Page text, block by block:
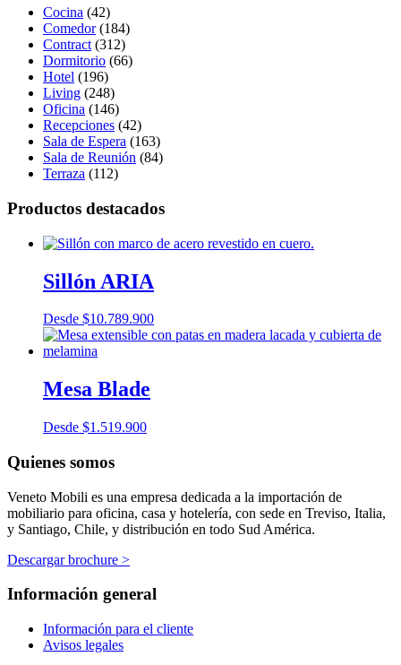
Cocina (42)
Comedor(184)
Contract (312)
Dormitorio (66)
Hotel (196)
Living (248)
Oficina (146)
Recepciones (42)
Sala de Espera (163)
Sala de Reunión (84)
Terraza (112)
Productos destacados
Sillón ARIA
Desde $10.789.900
Mesa Blade
Desde $1.519.900
Quienes somos
Veneto Mobili es una empresa dedicada a la importación de
mobiliario para oficina, casa y hotelería, con sede en Treviso, Italia,
y Santiago, Chile, y distribución en todo Sud América.
Descargar brochure >
Información general
Información para el cliente
Avisos legales